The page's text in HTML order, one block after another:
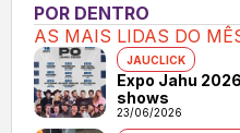
POR DENTRO
AS MAIS LIDAS DO
JAUCLICK
Expo Jahu
shows
23/06/2026